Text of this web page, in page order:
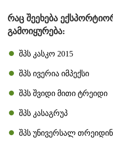
რაც შეეხება
გამოიყურება:
შპს კასკო 2015
შპს ივერია იმპექსი
შპს შვიდი მითი ტრეიდი
შპს კასაგრუპ
შპს უნივერსალ